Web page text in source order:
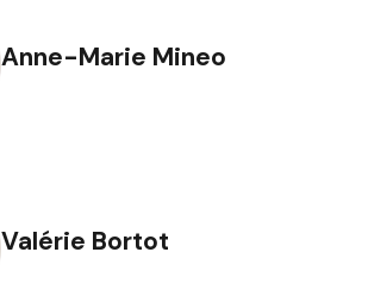
Anne-Marie Mineo
Valérie Bortot